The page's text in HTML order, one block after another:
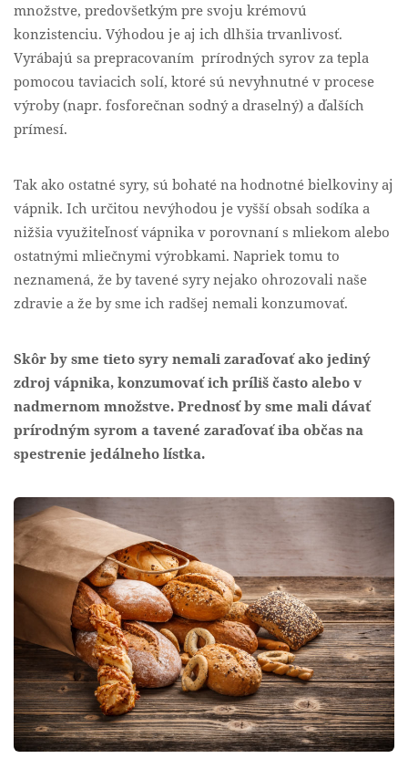
množstve, predovšetkým pre svoju krémovú
konzistenciu. Výhodou je aj ich dlhšia trvanlivosť.
Vyrábajú sa prepracovaním prírodných syrov za tepla
pomocou taviacich solí, ktoré sú nevyhnutné v procese
výroby (napr. fosforečnan sodný a draselný) a ďalších
prímesí.
Tak ako ostatné syry, sú bohaté na hodnotné bielkoviny aj
vápnik. Ich určitou nevýhodou je vyšší obsah sodíka a
nižšia využiteľnosť vápnika v porovnaní s mliekom alebo
ostatnými mliečnymi výrobkami. Napriek tomu to
neznamená, že by tavené syry nejako ohrozovali naše
zdravie a že by sme ich radšej nemali konzumovať.
Skôr by sme tieto syry nemali zaraďovať ako jediný
zdroj vápnika, konzumovať ich príliš často alebo v
nadmernom množstve. Prednosť by sme mali dávať
prírodným syrom a tavené zaraďovať iba občas na
spestrenie jedálneho lístka.